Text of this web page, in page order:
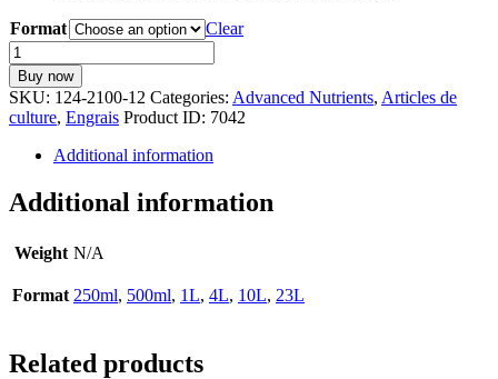
Format
Clear
Advanced
Nutrients
B-
52
quantity
Buy now
SKU: 124-2100-12 Categories: Advanced Nutrients, Articles de
culture, Engrais Product ID: 7042
Additional information
Additional information
Weight N/A
Format 250ml, 500ml, 1L, 4L, 10L, 23L
Related products